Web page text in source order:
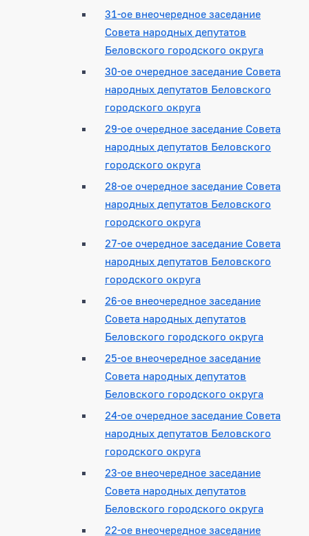
31-ое внеочередное заседание
Совета народных депутатов
Беловского городского округа
30-ое очередное заседание Совета
народных депутатов Беловского
городского округа
29-ое очередное заседание Совета
народных депутатов Беловского
городского округа
28-ое очередное заседание Совета
народных депутатов Беловского
городского округа
27-ое очередное заседание Совета
народных депутатов Беловского
городского округа
26-ое внеочередное заседание
Совета народных депутатов
Беловского городского округа
25-ое внеочередное заседание
Совета народных депутатов
Беловского городского округа
24-ое очередное заседание Совета
народных депутатов Беловского
городского округа
23-ое внеочередное заседание
Совета народных депутатов
Беловского городского округа
22-ое внеочередное заседание